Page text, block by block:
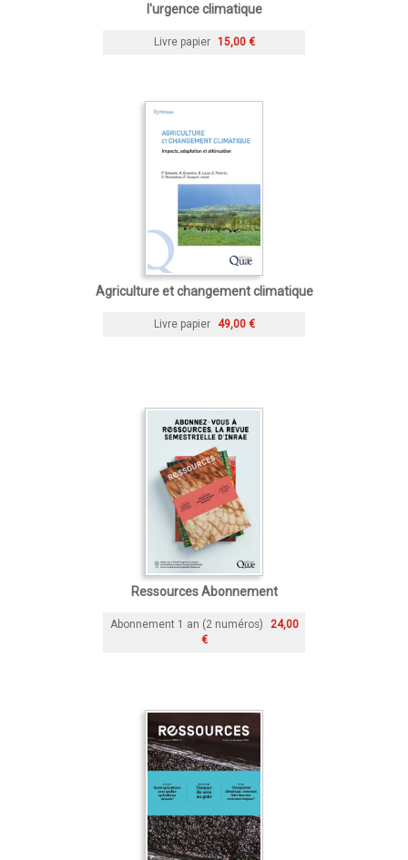
l'urgence climatique
Livre papier 15,00 €
Agriculture et changement climatique
Livre papier 49,00 €
Ressources Abonnement
Abonnement 1 an (2 numéros)
24,00
€